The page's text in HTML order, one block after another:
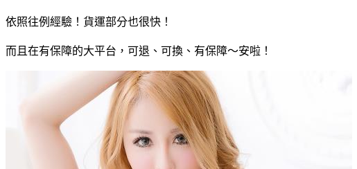
依照往例經驗！貨運部分也很快！
而且在有保障的大平台，可退、可換、有保障～安啦！